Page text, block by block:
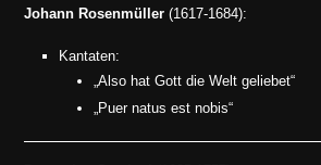
Johann Rosenmüller (1617-1684):
Kantaten:
„Also hat Gott die Welt geliebet“
„Puer natus est nobis“